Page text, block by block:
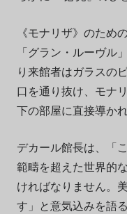
《モナリザ》のため
「グラン・ルーヴル
り来館者はガラスの
口を通り抜け、モナ
下の部屋に直接導か
デカール館長は、「
範疇を超えた世界的
ければなりません。
す」と意気込みを語る